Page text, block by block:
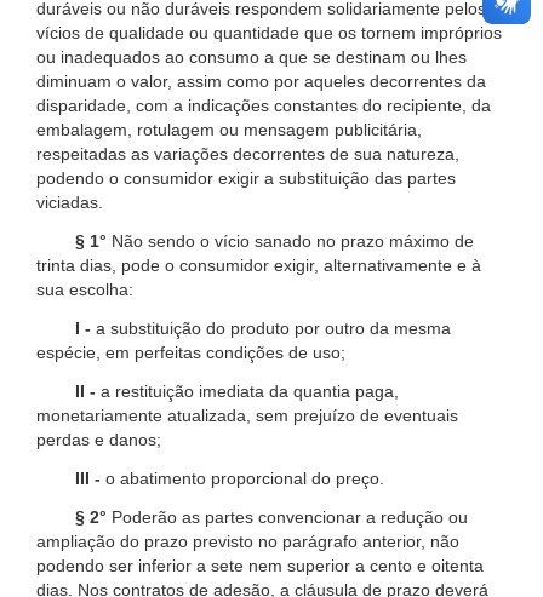
duráveis ou não duráveis respondem solidariamente pelos
vícios de qualidade ou quantidade que os tornem impróprios
ou inadequados ao consumo a que se destinam ou lhes
diminuam o valor, assim como por aqueles decorrentes da
disparidade, com a indicações constantes do recipiente, da
embalagem, rotulagem ou mensagem publicitária,
respeitadas as variações decorrentes de sua natureza,
podendo o consumidor exigir a substituição das partes
viciadas.
§ 1° Não sendo o vício sanado no prazo máximo de
trinta dias, pode o consumidor exigir, alternativamente e à
sua escolha:
I - a substituição do produto por outro da mesma
espécie, em perfeitas condições de uso;
II - a restituição imediata da quantia paga,
monetariamente atualizada, sem prejuízo de eventuais
perdas e danos;
III - o abatimento proporcional do preço.
§ 2° Poderão as partes convencionar a redução ou
ampliação do prazo previsto no parágrafo anterior, não
podendo ser inferior a sete nem superior a cento e oitenta
dias. Nos contratos de adesão, a cláusula de prazo deverá